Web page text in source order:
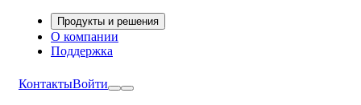
Продукты и решения
О компании
Поддержка
КонтактыВойти